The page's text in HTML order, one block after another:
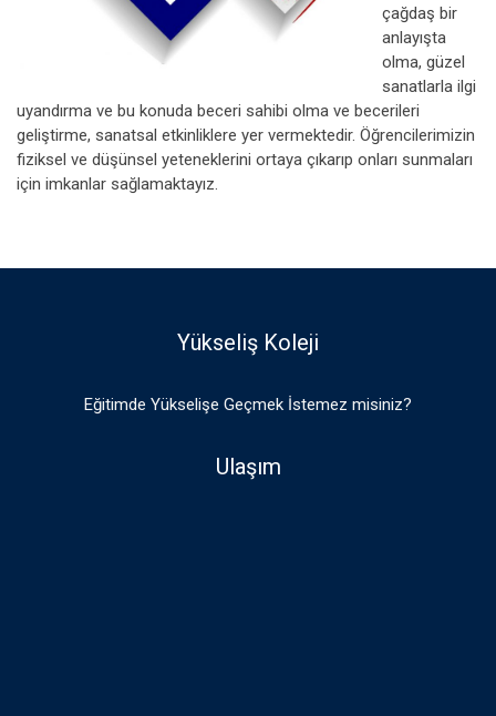
çağdaş bir
anlayışta
olma, güzel
sanatlarla ilgi
uyandırma ve bu konuda beceri sahibi olma ve becerileri
geliştirme, sanatsal etkinliklere yer vermektedir. Öğrencilerimizin
fiziksel ve düşünsel yeteneklerini ortaya çıkarıp onları sunmaları
için imkanlar sağlamaktayız.
Yükseliş Koleji
Eğitimde Yükselişe Geçmek İstemez misiniz?
Ulaşım